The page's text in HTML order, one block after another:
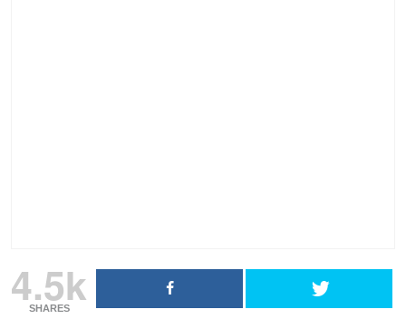
4.5k
SHARES